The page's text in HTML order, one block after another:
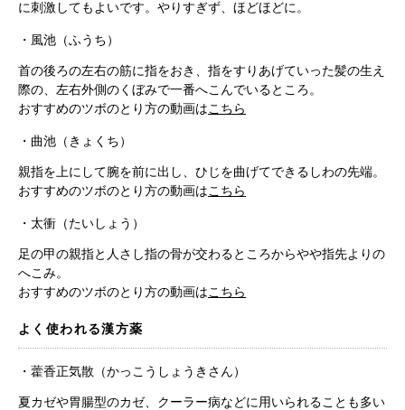
に刺激してもよいです。やりすぎず、ほどほどに。
・風池（ふうち）
首の後ろの左右の筋に指をおき、指をすりあげていった髪の生え
際の、左右外側のくぼみで一番へこんでいるところ。
おすすめのツボのとり方の動画はこちら
・曲池（きょくち）
親指を上にして腕を前に出し、ひじを曲げてできるしわの先端。
おすすめのツボのとり方の動画はこちら
・太衝（たいしょう）
足の甲の親指と人さし指の骨が交わるところからやや指先よりの
へこみ。
おすすめのツボのとり方の動画はこちら
よく使われる漢方薬
・藿香正気散（かっこうしょうきさん）
夏カゼや胃腸型のカゼ、クーラー病などに用いられることも多い